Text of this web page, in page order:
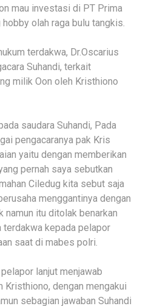
mau investasi di PT Prima
olah raga bulu tangkis.
terdakwa, Dr.Oscarius
Suhandi, terkait
milik Oon oleh Kristhiono
saudara Suhandi, Pada
pengacaranya pak Kris
yaitu dengan memberikan
pernah saya sebutkan
Ciledug kita sebut saja
menggantinya dengan
namun itu ditolak benarkan
terdakwa kepada pelapor
saat di mabes polri.
lanjut menjawab
Kristhiono, dengan mengakui
sebagian jawaban Suhandi